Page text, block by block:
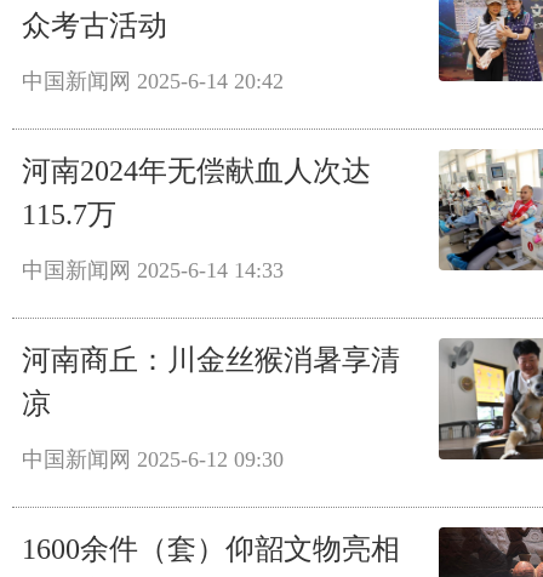
众考古活动
中国新闻网 2025-6-14 20:42
河南2024年无偿献血人次达
115.7万
中国新闻网 2025-6-14 14:33
河南商丘：川金丝猴消暑享清
凉
中国新闻网 2025-6-12 09:30
1600余件（套）仰韶文物亮相